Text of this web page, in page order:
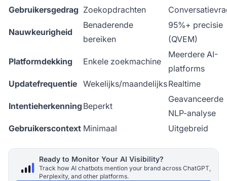
Gebruikersgedrag Zoekopdrachten
Nauwkeurigheid
Benaderende
bereiken
95%+ precisie
(QVEM)
Platformdekking Enkele zoekmachine
Meerdere AI-
platforms
Updatefrequentie Wekelijks/maandelijksRealtime
Intentieherkenning Beperkt
Geavanceerde
NLP-analyse
Gebruikerscontext Minimaal Uitgebreid
Ready to Monitor Your AI Visibility?
Track how AI chatbots mention your brand across ChatGPT,
Perplexity, and other platforms.